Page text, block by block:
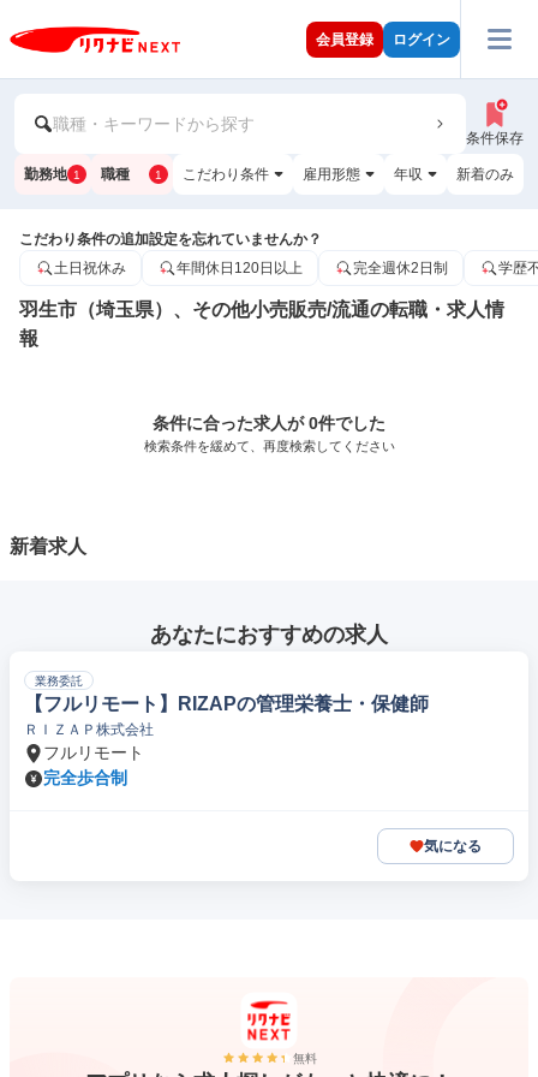
会員登録 ログイン
職種・キーワードから探す
条件保存
勤務地 1 職種 1 こだわり条件 雇用形態 年収 新着のみ
こだわり条件の追加設定を忘れていませんか？
土日祝休み
年間休日120日以上 完全週休2日制 学歴
羽生市（埼玉県）、その他小売販売/流通の転職・求人情
報
条件に合った求人が 0件でした
検索条件を緩めて、再度検索してください
新着求人
あなたにおすすめの求人
業務委託
【フルリモート】RIZAPの管理栄養士・保健師
ＲＩＺＡＰ株式会社
フルリモート
完全歩合制
気になる
無料